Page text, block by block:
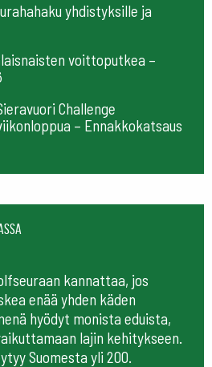
yhdistyksille ja
voittoputkea –
Challenge
– Ennakkokatsaus
kannattaa, jos
enää yhden käden
hyödyt monista eduista,
lajin kehitykseen.
Suomesta yli 200.